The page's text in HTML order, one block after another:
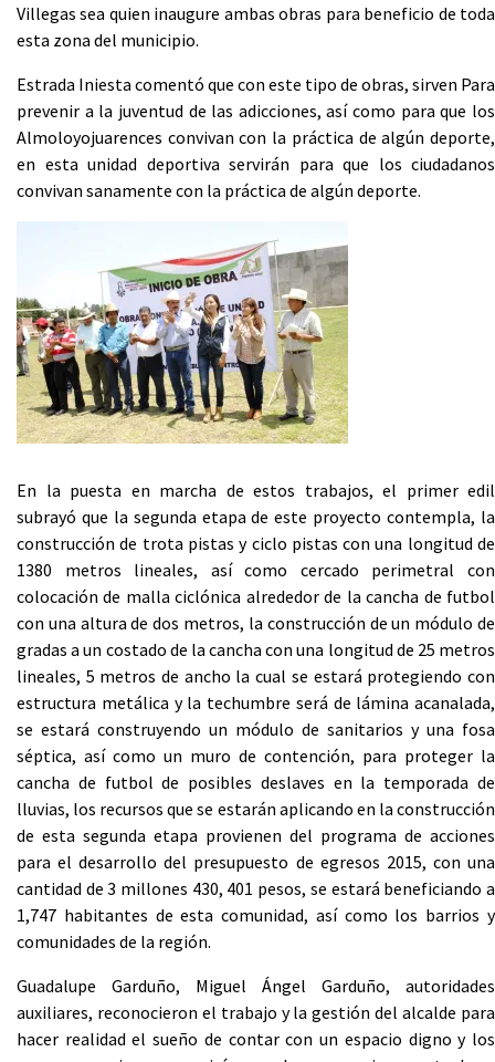
Villegas sea quien inaugure ambas obras para beneficio de toda
esta zona del municipio.
Estrada Iniesta comentó que con este tipo de obras, sirven Para
prevenir a la juventud de las adicciones, así como para que los
Almoloyojuarences convivan con la práctica de algún deporte,
en esta unidad deportiva servirán para que los ciudadanos
convivan sanamente con la práctica de algún deporte.
En la puesta en marcha de estos trabajos, el primer edil
subrayó que la segunda etapa de este proyecto contempla, la
construcción de trota pistas y ciclo pistas con una longitud de
1380 metros lineales, así como cercado perimetral con
colocación de malla ciclónica alrededor de la cancha de futbol
con una altura de dos metros, la construcción de un módulo de
gradas a un costado de la cancha con una longitud de 25 metros
lineales, 5 metros de ancho la cual se estará protegiendo con
estructura metálica y la techumbre será de lámina acanalada,
se estará construyendo un módulo de sanitarios y una fosa
séptica, así como un muro de contención, para proteger la
cancha de futbol de posibles deslaves en la temporada de
lluvias, los recursos que se estarán aplicando en la construcción
de esta segunda etapa provienen del programa de acciones
para el desarrollo del presupuesto de egresos 2015, con una
cantidad de 3 millones 430, 401 pesos, se estará beneficiando a
1,747 habitantes de esta comunidad, así como los barrios y
comunidades de la región.
Guadalupe Garduño, Miguel Ángel Garduño, autoridades
auxiliares, reconocieron el trabajo y la gestión del alcalde para
hacer realidad el sueño de contar con un espacio digno y los